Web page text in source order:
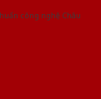
công nghệ Châu